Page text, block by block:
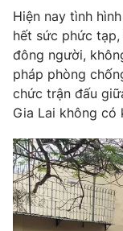
Hitech Công
Sản phẩm
Thị trường
Tư vấn
Giao lưu trực
Lịch phát sóng
Chuyên mục khác
Emagazine
Photo
Hiện nay tình
hết sức phức
đông người,
pháp phòng
chức trận đấu
Gia Lai không có